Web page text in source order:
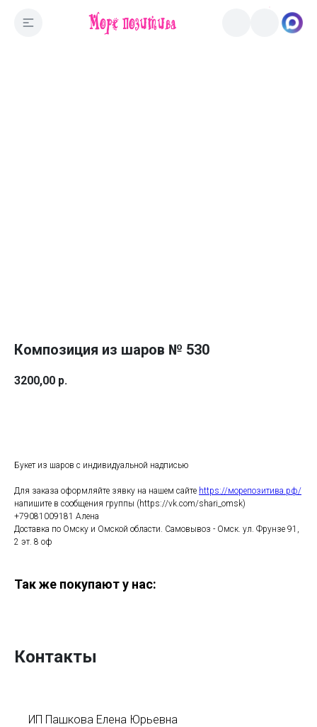
Композиция из шаров № 530
3200,00 р.
Букет из шаров с индивидуальной надписью
Для заказа оформляйте зявку на нашем сайте https://морепозитива.рф/
напишите в сообщения группы (https://vk.com/shari_omsk)
+79081009181 Алена
Доставка по Омску и Омской области. Самовывоз - Омск. ул. Фрунзе 91,
2 эт. 8 оф
Так же покупают у нас:
Контакты
ИП Пашкова Елена Юрьевна